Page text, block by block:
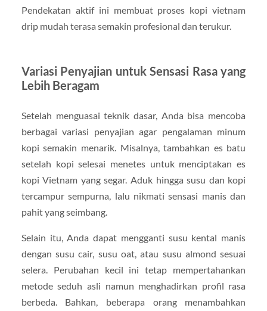
Pendekatan aktif ini membuat proses kopi vietnam
drip mudah terasa semakin profesional dan terukur.
Variasi Penyajian untuk Sensasi Rasa yang
Lebih Beragam
Setelah menguasai teknik dasar, Anda bisa mencoba
berbagai variasi penyajian agar pengalaman minum
kopi semakin menarik. Misalnya, tambahkan es batu
setelah kopi selesai menetes untuk menciptakan es
kopi Vietnam yang segar. Aduk hingga susu dan kopi
tercampur sempurna, lalu nikmati sensasi manis dan
pahit yang seimbang.
Selain itu, Anda dapat mengganti susu kental manis
dengan susu cair, susu oat, atau susu almond sesuai
selera. Perubahan kecil ini tetap mempertahankan
metode seduh asli namun menghadirkan profil rasa
berbeda. Bahkan, beberapa orang menambahkan